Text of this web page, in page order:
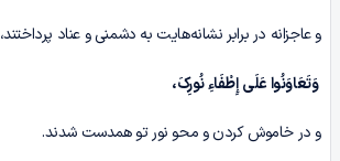
و عاجزانه در برابر نشانه‌هایت به دشمنی و عناد پرداختند،
وَتَعَاوَنُوا عَلَی إِطْفَاءِ نُورِکَ،
و در خاموش کردن و محو نور تو همدست شدند.